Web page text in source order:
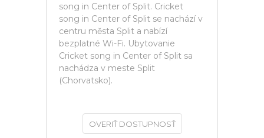
song in Center of Split. Cricket
song in Center of Split se nachází v
centru města Split a nabízí
bezplatné Wi-Fi. Ubytovanie
Cricket song in Center of Split sa
nachádza v meste Split
(Chorvatsko).
OVERIŤ DOSTUPNOSŤ